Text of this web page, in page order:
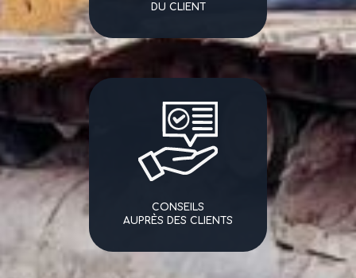
DU CLIENT
CONSEILS
AUPRÈS DES CLIENTS